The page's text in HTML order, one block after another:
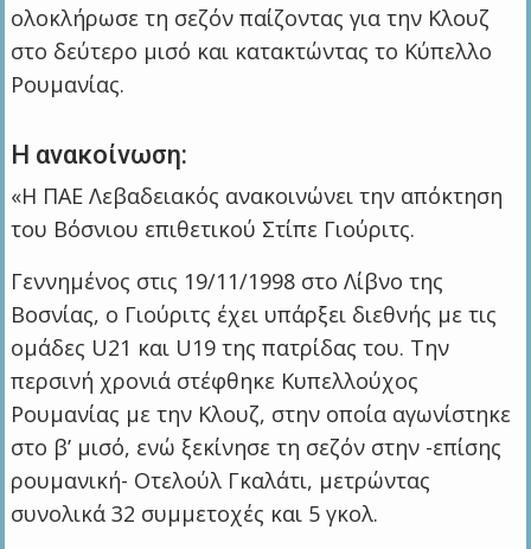
ολοκλήρωσε τη σεζόν παίζοντας για την Κλουζ
στο δεύτερο μισό και κατακτώντας το Κύπελλο
Ρουμανίας.
Η ανακοίνωση:
«Η ΠΑΕ Λεβαδειακός ανακοινώνει την απόκτηση
του Βόσνιου επιθετικού Στίπε Γιούριτς.
Γεννημένος στις 19/11/1998 στο Λίβνο της
Βοσνίας, ο Γιούριτς έχει υπάρξει διεθνής με τις
ομάδες U21 και U19 της πατρίδας του. Την
περσινή χρονιά στέφθηκε Κυπελλούχος
Ρουμανίας με την Κλουζ, στην οποία αγωνίστηκε
στο β’ μισό, ενώ ξεκίνησε τη σεζόν στην -επίσης
ρουμανική- Οτελούλ Γκαλάτι, μετρώντας
συνολικά 32 συμμετοχές και 5 γκολ.